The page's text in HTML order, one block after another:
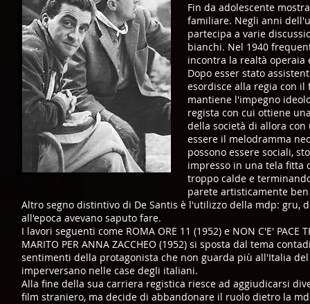
Fin da adolescente
familiare. Negli anni
partecipa a varie
bianchi. Nel 1940
incontra la realtà
Dopo esser stato
esordisce alla regia con il
mantiene l'impegno
regista con cui ottiene
della società di allora
essere il melodramma
possono essere sociali,
impresso in una tela fitta
troppo calde e
parete artisticamente
Altro segno distintivo di De Santis è l'utilizzo della mdp: gru,
all'epoca avevano saputo fare.
I lavori seguenti come ROMA ORE 11 (1952) e NON C'E'
MARITO PER ANNA ZACCHEO (1952) si sposta dal tema
sentimenti della protagonista che non guarda più all'Italia
imperversano nelle case degli italiani.
Alla fine della sua carriera registica riesce ad aggiudicarsi
film straniero, ma decide di abbandonare il ruolo dietro la